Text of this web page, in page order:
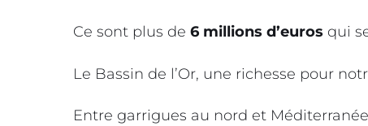
Ce sont plus de 6 millions d’euros qui
Le Bassin de l’Or, une richesse pour
Entre garrigues au nord et